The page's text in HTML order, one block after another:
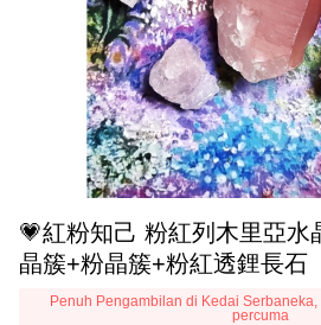
💗紅粉知己 粉紅列木里亞水
晶簇+粉晶簇+粉紅透鋰長石
Penuh Pengambilan di Kedai
percuma